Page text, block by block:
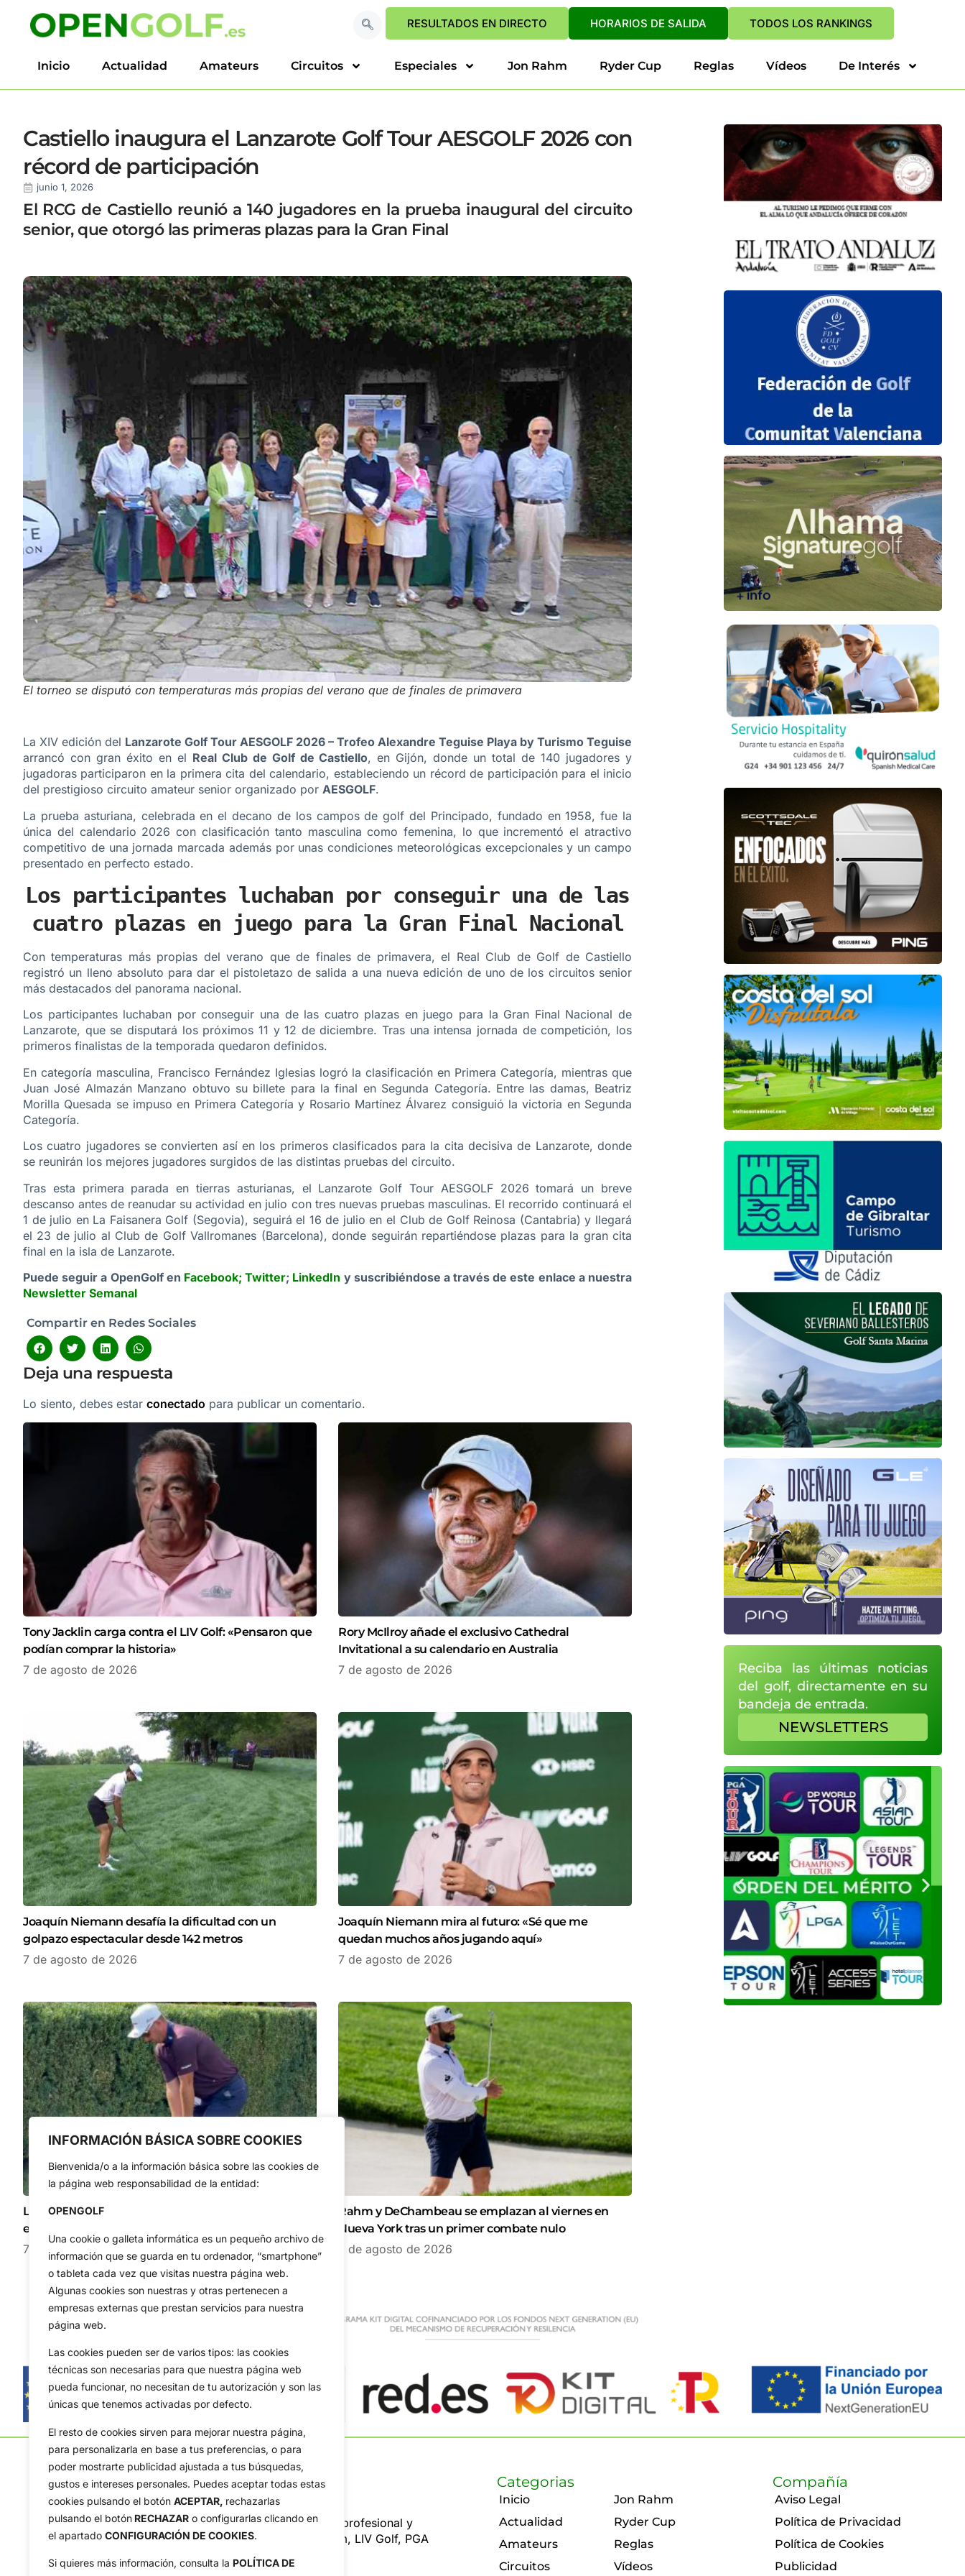
INFORMACIÓN BÁSICA SOBRE COOKIES
Bienvenida/o a la información básica sobre las cookies de
la página web responsabilidad de la entidad:
OPENGOLF
Una cookie o galleta informática es un pequeño archivo de
información que se guarda en tu ordenador, “smartphone”
o tableta cada vez que visitas nuestra página web.
Algunas cookies son nuestras y otras pertenecen a
empresas externas que prestan servicios para nuestra
página web.
Las cookies pueden ser de varios tipos: las cookies
técnicas son necesarias para que nuestra página web
pueda funcionar, no necesitan de tu autorización y son las
únicas que tenemos activadas por defecto.
El resto de cookies sirven para mejorar nuestra página,
para personalizarla en base a tus preferencias, o para
poder mostrarte publicidad ajustada a tus búsquedas,
gustos e intereses personales. Puedes aceptar todas estas
cookies pulsando el botón ACEPTAR, rechazarlas
pulsando el botón RECHAZAR o configurarlas clicando en
el apartado CONFIGURACIÓN DE COOKIES.
Si quieres más información, consulta la POLÍTICA DE
RESULTADOS EN DIRECTO HORARIOS DE SALIDA TODOS LOS RANKINGS
Inicio Actualidad Amateurs Circuitos Especiales Jon Rahm Ryder Cup Reglas Vídeos De Interés
Castiello inaugura el Lanzarote Golf Tour AESGOLF 2026 con
récord de participación
junio 1, 2026
El RCG de Castiello reunió a 140 jugadores en la prueba inaugural del circuito
senior, que otorgó las primeras plazas para la Gran Final
El torneo se disputó con temperaturas más propias del verano que de finales de primavera
La XIV edición del Lanzarote Golf Tour AESGOLF 2026 – Trofeo Alexandre Teguise Playa by Turismo Teguise
arrancó con gran éxito en el Real Club de Golf de Castiello, en Gijón, donde un total de 140 jugadores y
jugadoras participaron en la primera cita del calendario, estableciendo un récord de participación para el inicio
del prestigioso circuito amateur senior organizado por AESGOLF.
La prueba asturiana, celebrada en el decano de los campos de golf del Principado, fundado en 1958, fue la
única del calendario 2026 con clasificación tanto masculina como femenina, lo que incrementó el atractivo
competitivo de una jornada marcada además por unas condiciones meteorológicas excepcionales y un campo
presentado en perfecto estado.
Los participantes luchaban por conseguir una de las
cuatro plazas en juego para la Gran Final Nacional
Con temperaturas más propias del verano que de finales de primavera, el Real Club de Golf de Castiello
registró un lleno absoluto para dar el pistoletazo de salida a una nueva edición de uno de los circuitos senior
más destacados del panorama nacional.
Los participantes luchaban por conseguir una de las cuatro plazas en juego para la Gran Final Nacional de
Lanzarote, que se disputará los próximos 11 y 12 de diciembre. Tras una intensa jornada de competición, los
primeros finalistas de la temporada quedaron definidos.
En categoría masculina, Francisco Fernández Iglesias logró la clasificación en Primera Categoría, mientras que
Juan José Almazán Manzano obtuvo su billete para la final en Segunda Categoría. Entre las damas, Beatriz
Morilla Quesada se impuso en Primera Categoría y Rosario Martínez Álvarez consiguió la victoria en Segunda
Categoría.
Los cuatro jugadores se convierten así en los primeros clasificados para la cita decisiva de Lanzarote, donde
se reunirán los mejores jugadores surgidos de las distintas pruebas del circuito.
Tras esta primera parada en tierras asturianas, el Lanzarote Golf Tour AESGOLF 2026 tomará un breve
descanso antes de reanudar su actividad en julio con tres nuevas pruebas masculinas. El recorrido continuará el
1 de julio en La Faisanera Golf (Segovia), seguirá el 16 de julio en el Club de Golf Reinosa (Cantabria) y llegará
el 23 de julio al Club de Golf Vallromanes (Barcelona), donde seguirán repartiéndose plazas para la gran cita
final en la isla de Lanzarote.
Puede seguir a OpenGolf en Facebook; Twitter; LinkedIn y suscribiéndose a través de este enlace a nuestra
Newsletter Semanal
Compartir en Redes Sociales
Deja una respuesta
Lo siento, debes estar conectado para publicar un comentario.
Tony Jacklin carga contra el LIV Golf: «Pensaron que
podían comprar la historia»
7 de agosto de 2026
Rory McIlroy añade el exclusivo Cathedral
Invitational a su calendario en Australia
7 de agosto de 2026
Joaquín Niemann desafía la dificultad con un
golpazo espectacular desde 142 metros
7 de agosto de 2026
Joaquín Niemann mira al futuro: «Sé que me
quedan muchos años jugando aquí»
7 de agosto de 2026
Lucas Herbert volvió a demostrar que se encuentra
en un momento muy dulce de la temporada
7 de agosto de 2026
Rahm y DeChambeau se emplazan al viernes en
Nueva York tras un primer combate nulo
7 de agosto de 2026
Reciba las últimas noticias
del golf, directamente en su
bandeja de entrada.
NEWSLETTERS
OpenGolf ofrece toda la actualidad, información del golf profesional y
amateur, resultados en directo, vídeos, noticias, Jon Rahm, LIV Golf, PGA
Tour, Ryder Cup, DP World Tour, LPGA Tour...
Categorias
Inicio
Actualidad
Amateurs
Circuitos
Jon Rahm
Ryder Cup
Reglas
Vídeos
Compañía
Aviso Legal
Política de Privacidad
Política de Cookies
Publicidad